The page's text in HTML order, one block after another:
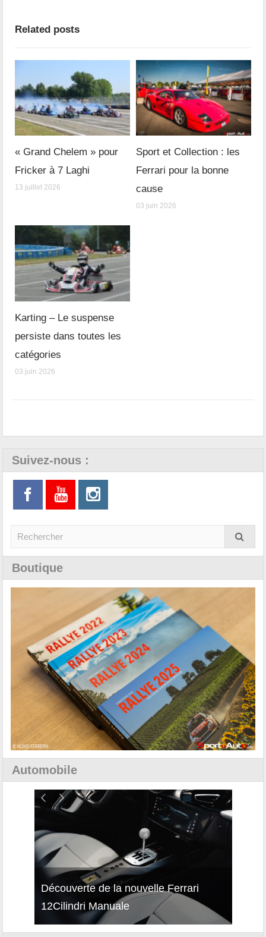
Related posts
« Grand Chelem » pour
Fricker à 7 Laghi
13 juillet 2026
Sport et Collection : les
Ferrari pour la bonne
cause
03 juin 2026
Karting – Le suspense
persiste dans toutes les
catégories
03 juin 2026
Suivez-nous :
Boutique
Automobile
Découverte de la nouvelle Ferrari
12Cilindri Manuale
Essai – Porsche Taycan MY27 avec e-
Shift